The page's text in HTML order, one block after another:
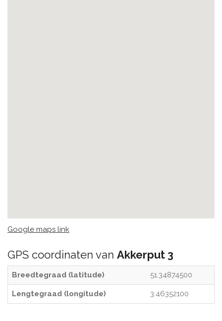
Google maps link
GPS coordinaten van Akkerput 3
Breedtegraad (latitude) 51.34874500
Lengtegraad (longitude) 3.46352100